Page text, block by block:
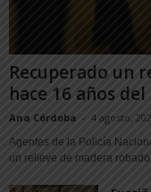
Recuperado un
hace 16 años
Ana Córdoba - 4 agosto,
Agentes de la Policía
un relieve de madera